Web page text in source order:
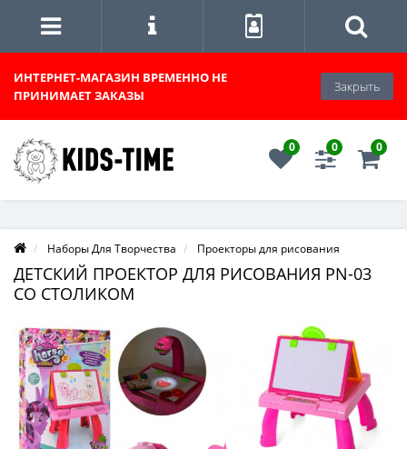
ИНТЕРНЕТ-МАГАЗИН ВРЕМЕННО НЕ
ПРИНИМАЕТ ЗАКАЗЫ
Закрыть
0 0 0
Наборы Для Творчества Проекторы для рисования
ДЕТСКИЙ ПРОЕКТОР ДЛЯ РИСОВАНИЯ PN-03
СО СТОЛИКОМ